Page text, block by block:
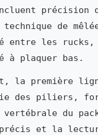
précision
de
entre les rucks,
à plaquer bas.
la première
des piliers,
vertébrale du
et la